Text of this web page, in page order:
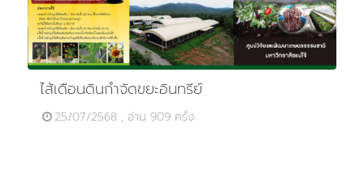
ไส้เดือนดินกำจัดขยะอินทรีย์
25/07/2568 , อ่าน 909 ครั้ง